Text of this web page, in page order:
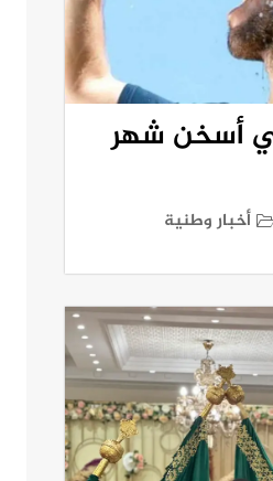
أسخن شهر
أخبار وطنية